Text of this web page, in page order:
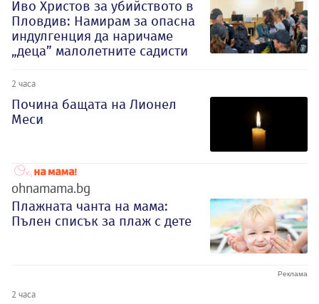
Иво Христов за убийството в
Пловдив: Намирам за опасна
индулгенция да наричаме
„деца” малолетните садисти
2 часа
Почина бащата на Лионел
Меси
ohnamama.bg
Плажната чанта на мама:
Пълен списък за плаж с дете
2 часа